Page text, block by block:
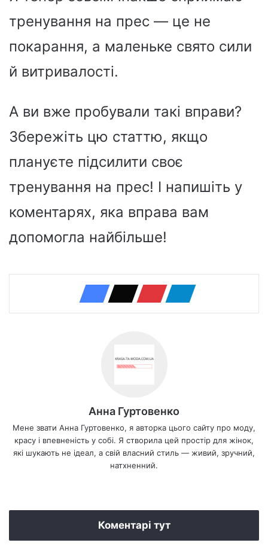
тренування на прес — це не
покарання, а маленьке свято сили
й витривалості.
А ви вже пробували такі вправи?
Збережіть цю статтю, якщо
плануєте підсилити своє
тренування на прес! І напишіть у
коментарях, яка вправа вам
допомогла найбільше!
Анна Гуртовенко
Мене звати Анна Гуртовенко, я авторка цього сайту про моду,
красу і впевненість у собі. Я створила цей простір для жінок,
які шукають не ідеал, а свій власний стиль — живий, зручний,
натхненний.
te
Коментарі тут